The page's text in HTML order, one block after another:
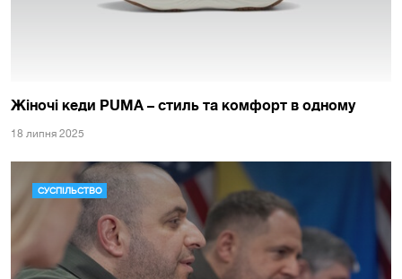
Жіночі кеди PUMA – стиль та комфорт в одному
18 липня 2025
СУСПІЛЬСТВО